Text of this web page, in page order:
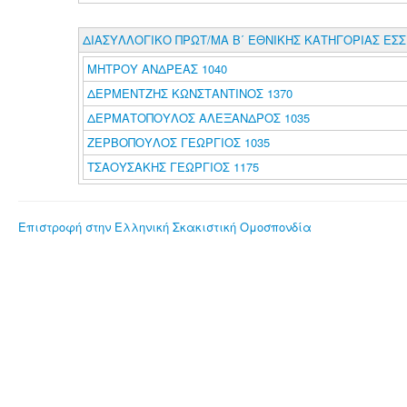
ΔΙΑΣΥΛΛΟΓΙΚΟ ΠΡΩΤ/ΜΑ Β΄ ΕΘΝΙΚΗΣ ΚΑΤΗΓΟΡΙΑΣ
ΜΗΤΡΟΥ ΑΝΔΡΕΑΣ 1040
ΔΕΡΜΕΝΤΖΗΣ ΚΩΝΣΤΑΝΤΙΝΟΣ 1370
ΔΕΡΜΑΤΟΠΟΥΛΟΣ ΑΛΕΞΑΝΔΡΟΣ 1035
ΖΕΡΒΟΠΟΥΛΟΣ ΓΕΩΡΓΙΟΣ 1035
ΤΣΑΟΥΣΑΚΗΣ ΓΕΩΡΓΙΟΣ 1175
Επιστροφή στην Ελληνική Σκακιστική Ομοσπονδία